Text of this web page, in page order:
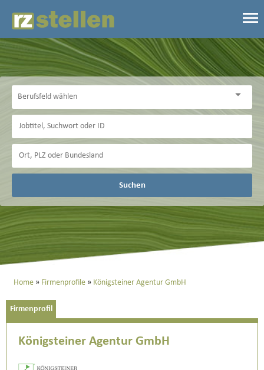
Suchen
Home Firmenprofile Königsteiner Agentur GmbH
Firmenprofil
Königsteiner Agentur GmbH